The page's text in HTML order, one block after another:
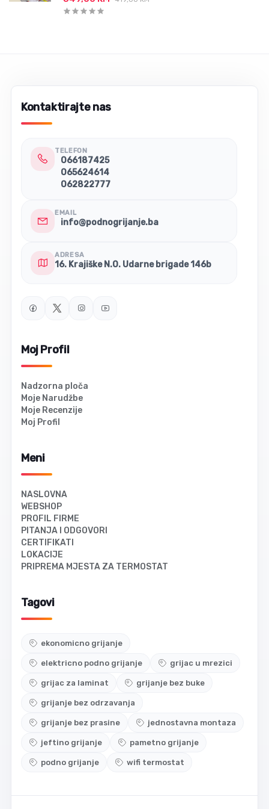
Kontaktirajte nas
TELEFON
066187425
065624614
062822777
EMAIL
info@podnogrijanje.ba
ADRESA
16. Krajiške N.O. Udarne brigade 146b
Moj Profil
Nadzorna ploča
Moje Narudžbe
Moje Recenzije
Moj Profil
Meni
NASLOVNA
WEBSHOP
PROFIL FIRME
PITANJA I ODGOVORI
CERTIFIKATI
LOKACIJE
PRIPREMA MJESTA ZA TERMOSTAT
Tagovi
ekonomicno grijanje
elektricno podno grijanje grijac u mrezici
grijac za laminat grijanje bez buke
grijanje bez odrzavanja
grijanje bez prasine jednostavna montaza
jeftino grijanje pametno grijanje
podno grijanje wifi termostat